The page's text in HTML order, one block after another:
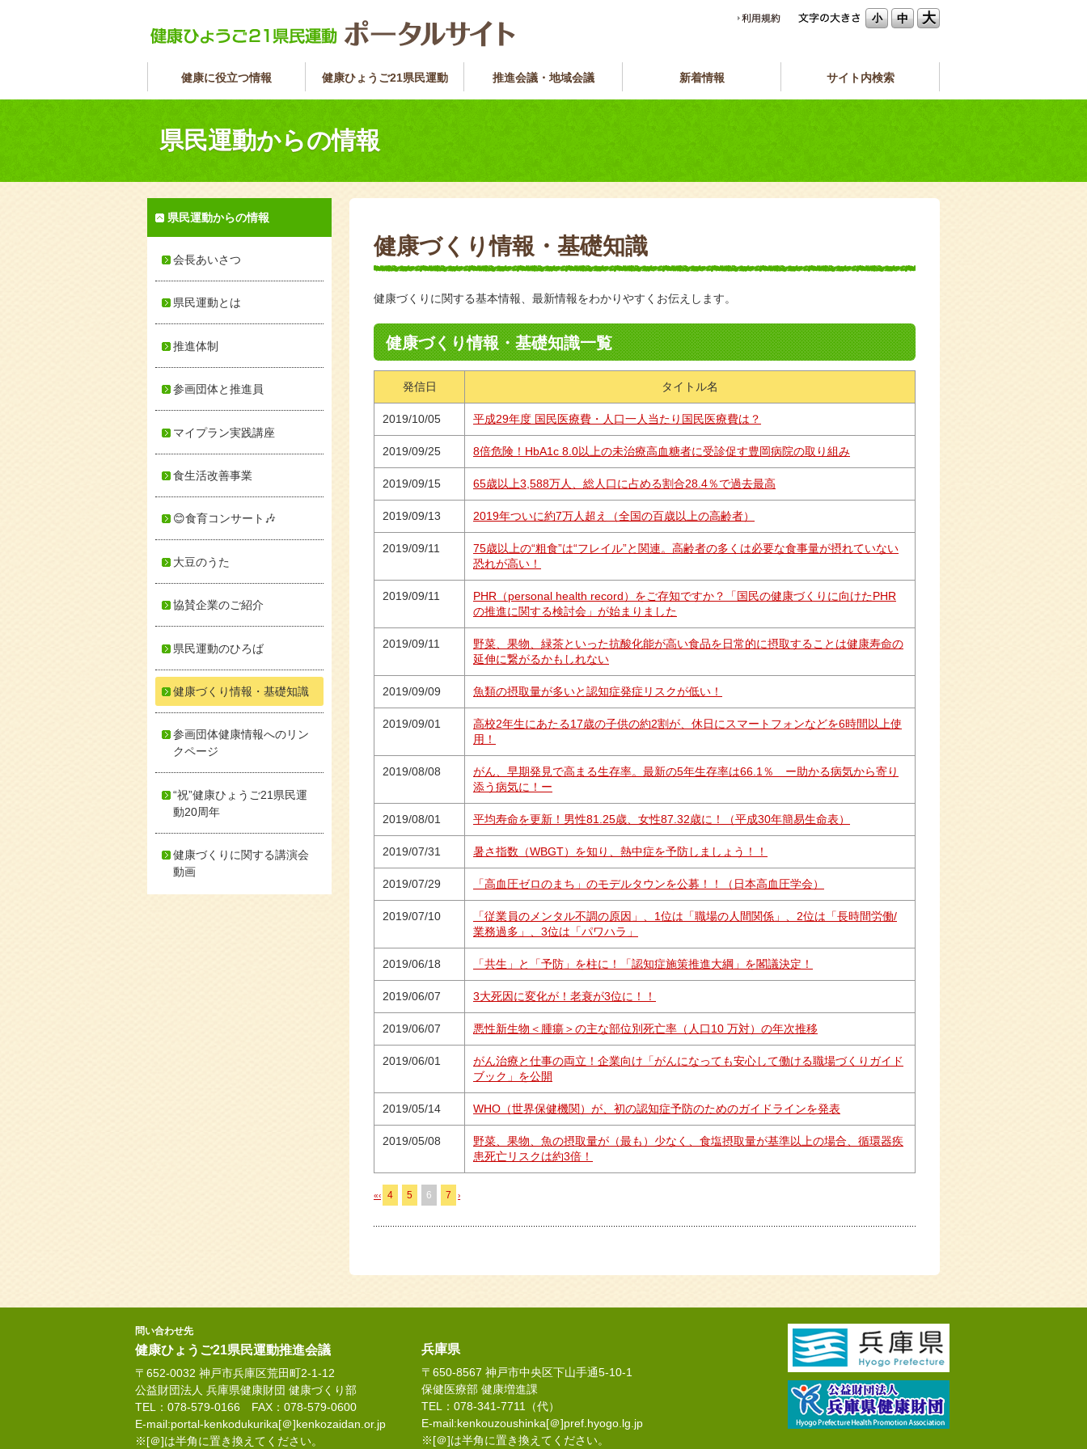
小 中 大
健康に役立つ情報 健康ひょうご21県民運動 推進会議・地域会議 新着情報 サイト内検索
県民運動からの情報
健康づくり情報・基礎知識
健康づくりに関する基本情報、最新情報をわかりやすくお伝えします。
健康づくり情報・基礎知識一覧
発信日 タイトル名
2019/10/05 平成29年度 国民医療費・人口一人当たり国民医療費は？
2019/09/25 8倍危険！HbA1c 8.0以上の未治療高血糖者に受診促す豊岡病院の取り組み
2019/09/15 65歳以上3,588万人、総人口に占める割合28.4％で過去最高
2019/09/13 2019年ついに約7万人超え（全国の百歳以上の高齢者）
2019/09/11
75歳以上の“粗食”は“フレイル”と関連。高齢者の多くは必要な食事量が摂れていない
恐れが高い！
2019/09/11
PHR（personal health record）をご存知ですか？「国民の健康づくりに向けたPHR
の推進に関する検討会」が始まりました
2019/09/11
野菜、果物、緑茶といった抗酸化能が高い食品を日常的に摂取することは健康寿命の
延伸に繋がるかもしれない
2019/09/09 魚類の摂取量が多いと認知症発症リスクが低い！
2019/09/01
高校2年生にあたる17歳の子供の約2割が、休日にスマートフォンなどを6時間以上使
用！
2019/08/08
がん、早期発見で高まる生存率。最新の5年生存率は66.1％ ー助かる病気から寄り
添う病気に！ー
2019/08/01 平均寿命を更新！男性81.25歳、女性87.32歳に！（平成30年簡易生命表）
2019/07/31 暑さ指数（WBGT）を知り、熱中症を予防しましょう！！
2019/07/29 「高血圧ゼロのまち」のモデルタウンを公募！！（日本高血圧学会）
2019/07/10
「従業員のメンタル不調の原因」、1位は「職場の人間関係」、2位は「長時間労働/
業務過多」、3位は「パワハラ」
2019/06/18 「共生」と「予防」を柱に！「認知症施策推進大綱」を閣議決定！
2019/06/07 3大死因に変化が！老衰が3位に！！
2019/06/07 悪性新生物＜腫瘍＞の主な部位別死亡率（人口10 万対）の年次推移
2019/06/01
がん治療と仕事の両立！企業向け「がんになっても安心して働ける職場づくりガイド
ブック」を公開
2019/05/14 WHO（世界保健機関）が、初の認知症予防のためのガイドラインを発表
2019/05/08
野菜、果物、魚の摂取量が（最も）少なく、食塩摂取量が基準以上の場合、循環器疾
患死亡リスクは約3倍！
«‹ 4 5 6 7 ›
県民運動からの情報
会長あいさつ
県民運動とは
推進体制
参画団体と推進員
マイプラン実践講座
食生活改善事業
😊食育コンサート🎶
大豆のうた
協賛企業のご紹介
県民運動のひろば
健康づくり情報・基礎知識
参画団体健康情報へのリン
クページ
“祝”健康ひょうご21県民運
動20周年
健康づくりに関する講演会
動画
問い合わせ先
健康ひょうご21県民運動推進会議
〒652-0032 神戸市兵庫区荒田町2-1-12
公益財団法人 兵庫県健康財団 健康づくり部
TEL：078-579-0166 FAX：078-579-0600
E-mail:portal-kenkodukurika[＠]kenkozaidan.or.jp
※[＠]は半角に置き換えてください。
兵庫県
〒650-8567 神戸市中央区下山手通5-10-1
保健医療部 健康増進課
TEL：078-341-7711（代）
E-mail:kenkouzoushinka[＠]pref.hyogo.lg.jp
※[＠]は半角に置き換えてください。